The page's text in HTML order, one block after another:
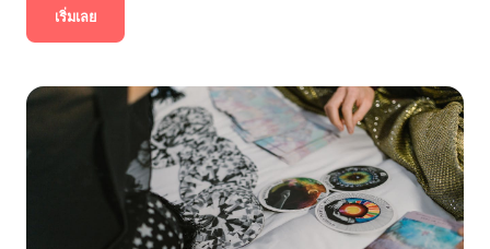
เริ่มเลย